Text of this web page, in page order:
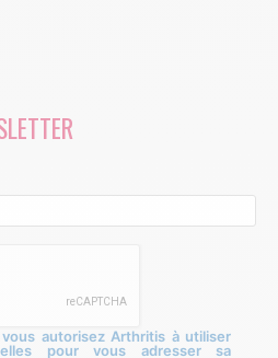
autorisez Arthritis à utiliser
pour vous adresser sa